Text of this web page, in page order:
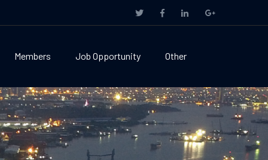
Members Job Opportunity Other